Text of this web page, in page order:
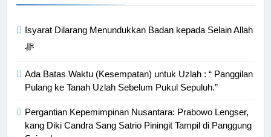
Isyarat Dilarang Menundukkan Badan kepada Selain Allah
ﷻ
Ada Batas Waktu (Kesempatan) untuk Uzlah : “ Panggilan
Pulang ke Tanah Uzlah Sebelum Pukul Sepuluh.”
Pergantian Kepemimpinan Nusantara: Prabowo Lengser,
kang Diki Candra Sang Satrio Piningit Tampil di Panggung